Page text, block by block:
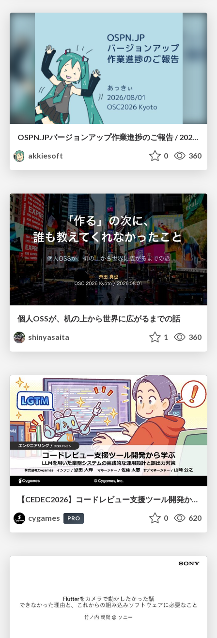
OSPN.JPバージョンアップ作業進捗のご報告 / 20260801-osc26kyoto
akkiesoft
0 360
個人OSSが、机の上から世界に広がるまでの話
shinyasaita
1 360
【CEDEC2026】コードレビュー支援ツール開発から学ぶ：LLMを用いた業務システムの実践的な運用設計と誤出力対策
cygames
PRO 0 620